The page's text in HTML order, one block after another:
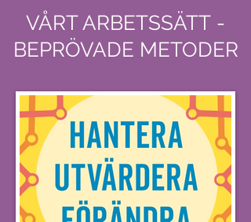
VÅRT ARBETSSÄTT -
BEPRÖVADE METODER